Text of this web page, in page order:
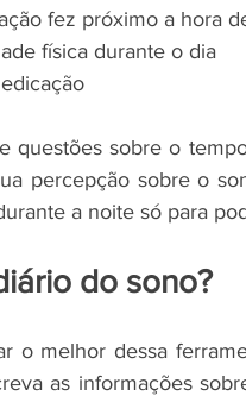
fez próximo a hora
física durante o dia
questões sobre o
percepção sobre o
a noite só para
do sono?
o melhor dessa
as informações